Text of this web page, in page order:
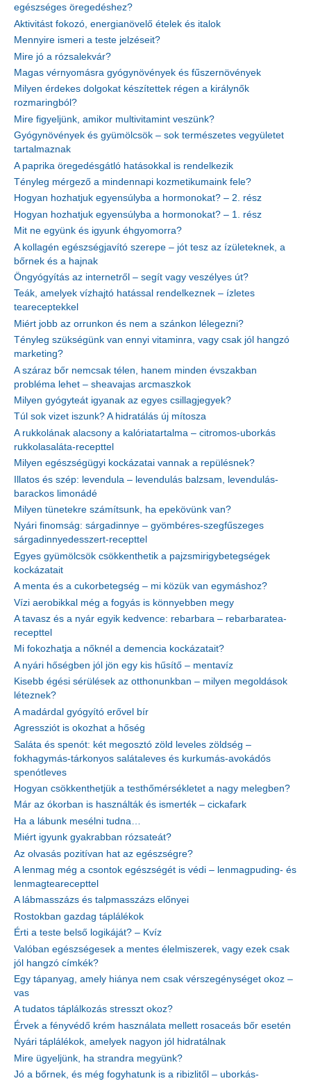
egészséges öregedéshez?
Aktivitást fokozó, energianövelő ételek és italok
Mennyire ismeri a teste jelzéseit?
Mire jó a rózsalekvár?
Magas vérnyomásra gyógynövények és fűszernövények
Milyen érdekes dolgokat készítettek régen a királynők
rozmaringból?
Mire figyeljünk, amikor multivitamint veszünk?
Gyógynövények és gyümölcsök – sok természetes vegyületet
tartalmaznak
A paprika öregedésgátló hatásokkal is rendelkezik
Tényleg mérgező a mindennapi kozmetikumaink fele?
Hogyan hozhatjuk egyensúlyba a hormonokat? – 2. rész
Hogyan hozhatjuk egyensúlyba a hormonokat? – 1. rész
Mit ne együnk és igyunk éhgyomorra?
A kollagén egészségjavító szerepe – jót tesz az ízületeknek, a
bőrnek és a hajnak
Öngyógyítás az internetről – segít vagy veszélyes út?
Teák, amelyek vízhajtó hatással rendelkeznek – ízletes
teareceptekkel
Miért jobb az orrunkon és nem a szánkon lélegezni?
Tényleg szükségünk van ennyi vitaminra, vagy csak jól hangzó
marketing?
A száraz bőr nemcsak télen, hanem minden évszakban
probléma lehet – sheavajas arcmaszkok
Milyen gyógyteát igyanak az egyes csillagjegyek?
Túl sok vizet iszunk? A hidratálás új mítosza
A rukkolának alacsony a kalóriatartalma – citromos-uborkás
rukkolasaláta-recepttel
Milyen egészségügyi kockázatai vannak a repülésnek?
Illatos és szép: levendula – levendulás balzsam, levendulás-
barackos limonádé
Milyen tünetekre számítsunk, ha epekövünk van?
Nyári finomság: sárgadinnye – gyömbéres-szegfűszeges
sárgadinnyedesszert-recepttel
Egyes gyümölcsök csökkenthetik a pajzsmirigybetegségek
kockázatait
A menta és a cukorbetegség – mi közük van egymáshoz?
Vízi aerobikkal még a fogyás is könnyebben megy
A tavasz és a nyár egyik kedvence: rebarbara – rebarbaratea-
recepttel
Mi fokozhatja a nőknél a demencia kockázatait?
A nyári hőségben jól jön egy kis hűsítő – mentavíz
Kisebb égési sérülések az otthonunkban – milyen megoldások
léteznek?
A madárdal gyógyító erővel bír
Agressziót is okozhat a hőség
Saláta és spenót: két megosztó zöld leveles zöldség –
fokhagymás-tárkonyos salátaleves és kurkumás-avokádós
spenótleves
Hogyan csökkenthetjük a testhőmérsékletet a nagy melegben?
Már az ókorban is használták és ismerték – cickafark
Ha a lábunk mesélni tudna…
Miért igyunk gyakrabban rózsateát?
Az olvasás pozitívan hat az egészségre?
A lenmag még a csontok egészségét is védi – lenmagpuding- és
lenmagtearecepttel
A lábmasszázs és talpmasszázs előnyei
Rostokban gazdag táplálékok
Érti a teste belső logikáját? – Kvíz
Valóban egészségesek a mentes élelmiszerek, vagy ezek csak
jól hangzó címkék?
Egy tápanyag, amely hiánya nem csak vérszegénységet okoz –
vas
A tudatos táplálkozás stresszt okoz?
Érvek a fényvédő krém használata mellett rosaceás bőr esetén
Nyári táplálékok, amelyek nagyon jól hidratálnak
Mire ügyeljünk, ha strandra megyünk?
Jó a bőrnek, és még fogyhatunk is a ribizlitől – uborkás-